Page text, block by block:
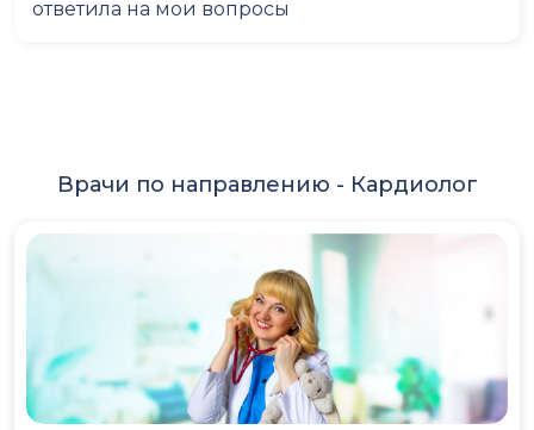
ответила на мои вопросы
Врачи по направлению - Кардиолог